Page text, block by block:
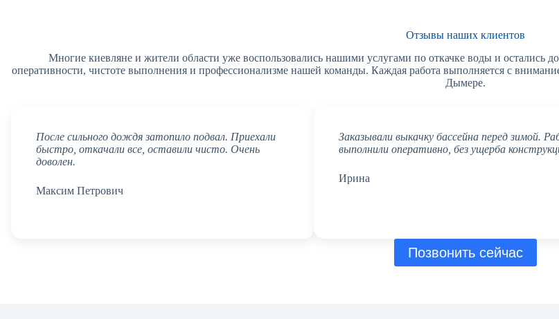
Отзывы наших клиентов
Многие киевляне и жители области уже воспользовались нашими услугами по откачке воды и остались
оперативности, чистоте выполнения и профессионализме нашей команды. Каждая работа выполняется с
Дымере.
После сильного дождя затопило подвал. Приехали
быстро, откачали все, оставили чисто. Очень
доволен.
Максим Петрович
Заказывали выкачку бассейна перед зимой.
выполнили оперативно, без ущерба
Ирина
Позвонить сейчас